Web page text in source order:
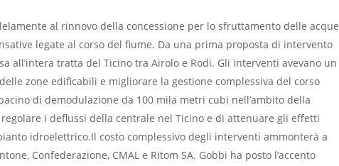
al rinnovo della concessione per lo sfruttamento delle acque
legate al corso del fiume. Da una prima proposta di intervento
all’intera tratta del Ticino tra Airolo e Rodi. Gli interventi avevano un
zone edificabili e migliorare la gestione complessiva del corso
di demodulazione da 100 mila metri cubi nell’ambito della
i deflussi della centrale nel Ticino e di attenuare gli effetti
idroelettrico.Il costo complessivo degli interventi ammonterà a
Confederazione, CMAL e Ritom SA. Gobbi ha posto l’accento